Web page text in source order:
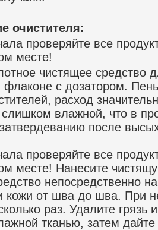
очистителя:
проверяйте все
месте!
чистящее средство
флаконе с дозатором.
расход
слишком влажной, что в
после
проверяйте все
месте! Нанесите
непосредственно
кожи от шва до шва. При
раз. Удалите грязь
тканью, затем дайте